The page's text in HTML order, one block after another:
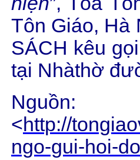
Tôn Giáo, Hà
SÁCH kêu
tại Nhàthờ
Nguồn:
<http://
ngo-gui-hoi-